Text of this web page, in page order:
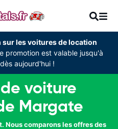
les voitures de location
promotion est valable jusqu'à
aujourd'hui !
voiture
Margate
Nous comparons les offres des